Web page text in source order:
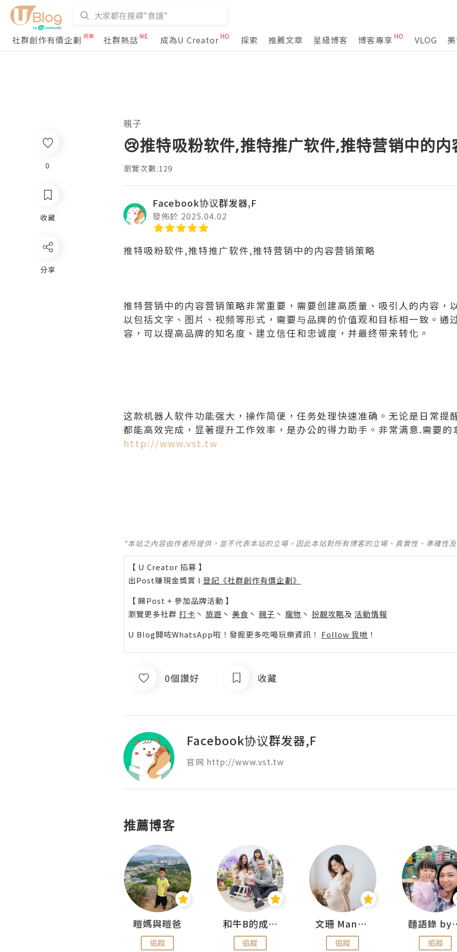
社群創作有價企劃 社群熱話 成為U Creator 探索 推薦文章 星級博客 博客專享 VLOG
0
收藏
分享
親子
😢推特吸粉软件,推特推广软件,推特营销中的
瀏覽次數:129
Facebook协议群发器,F
發佈於 2025.04.02
推特吸粉软件,推特推广软件,推特营销中的内容营销策略
推特营销中的内容营销策略非常重要，需要创建高质量、吸引人的内容，
以包括文字、图片、视频等形式，需要与品牌的价值观和目标相一致。通
容，可以提高品牌的知名度、建立信任和忠诚度，并最终带来转化。
这款机器人软件功能强大，操作简便，任务处理快速准确。无论是日常提
都能高效完成，显著提升工作效率，是办公的得力助手。非常满意.需要
http://www.vst.tw
*本站之內容由作者所提供，並不代表本站的立場。因此本站對所有博客的立場、真實性、準確性
【 U Creator 招募 】
出Post賺現金獎賞 l 登記《社群創作有價企劃》
【 睇Post + 參加品牌活動 】
瀏覽更多社群 打卡 丶 旅遊 丶 美食 丶 親子 丶 寵物 丶 扮靚攻略及 活動情報
U Blog開咗WhatsApp啦！發掘更多吃喝玩樂資訊！ Follow 我哋 ！
0個讚好 收藏
Facebook协议群发器,F
官网 http://www.vst.tw
推薦博客
暟媽與暟爸
追蹤
和牛B的成長日記
追蹤
文珊 ManShan
追蹤
麵語
追蹤